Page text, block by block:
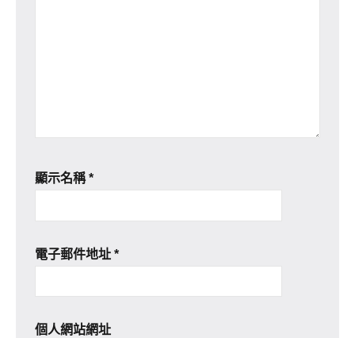
顯示名稱*
電子郵件地址 *
個人網站網址